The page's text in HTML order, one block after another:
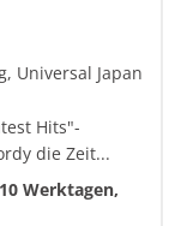
Universal Japan
Hits"-
die Zeit...
Werktagen,